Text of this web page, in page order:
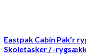
Eastpak Cabin Pak’r
Skoletasker / -